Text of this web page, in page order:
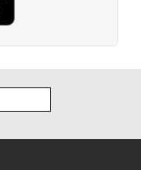
レス 2L×9本